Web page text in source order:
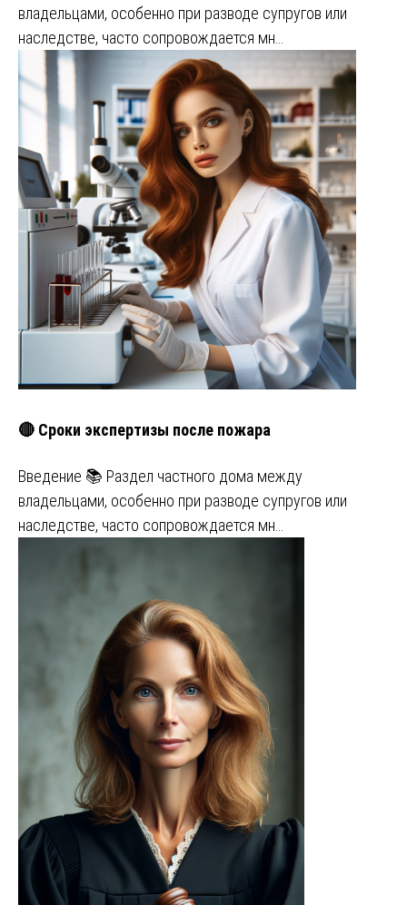
владельцами, особенно при разводе супругов или
наследстве, часто сопровождается мн…
🔴 Сроки экспертизы после пожара
Введение 📚 Раздел частного дома между
владельцами, особенно при разводе супругов или
наследстве, часто сопровождается мн…